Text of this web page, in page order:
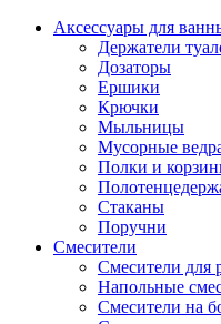
Аксессуары для
Держатели
Дозаторы
Ершики
Крючки
Мыльницы
Мусорные
Полки и
Стаканы
Поручни
Смесители
Смесители для
Напольные
Смесители на